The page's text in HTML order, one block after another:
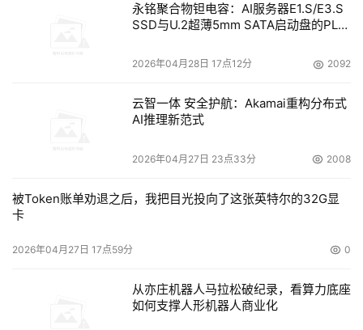
永铭聚合物钽电容：AI服务器E1.S/E3.S
SSD与U.2超薄5mm SATA启动盘的PLP
2026年04月28日 17点12分 2092
云智一体 安全护航：Akamai重构分布式
AI推理新范式
2026年04月27日 23点33分 2008
被Token账单劝退之后，我把目光投向了这张英特尔的32G显
卡
2026年04月27日 17点59分 0
从亦庄机器人马拉松破纪录，看算力底座
如何支撑人形机器人商业化